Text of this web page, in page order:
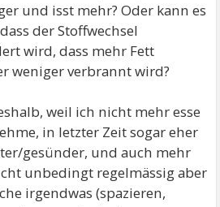
und isst mehr? Oder kann es
der Stoffwechsel
wird, dass mehr Fett
weniger verbrannt wird?
weil ich nicht mehr esse
in letzter Zeit sogar eher
gesünder, und auch mehr
unbedingt regelmässig aber
irgendwas (spazieren,